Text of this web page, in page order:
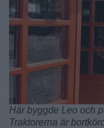
Här byggde Leo och
Traktorerna är